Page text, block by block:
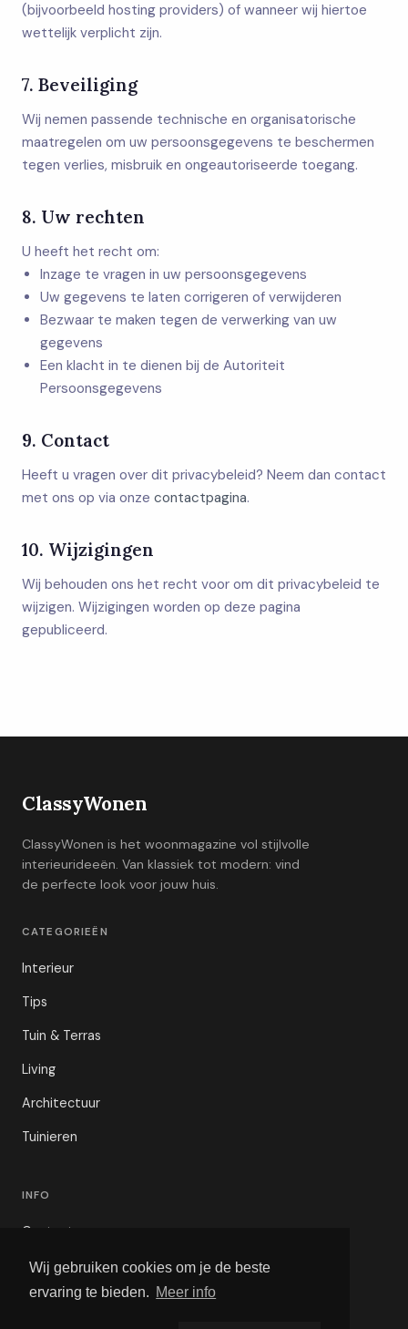
Wij gebruiken cookies om je de beste
ervaring te bieden. Meer info
(bijvoorbeeld hosting providers) of wanneer wij hiertoe
wettelijk verplicht zijn.
7. Beveiliging
Wij nemen passende technische en organisatorische
maatregelen om uw persoonsgegevens te beschermen
tegen verlies, misbruik en ongeautoriseerde toegang.
8. Uw rechten
U heeft het recht om:
Inzage te vragen in uw persoonsgegevens
Uw gegevens te laten corrigeren of verwijderen
Bezwaar te maken tegen de verwerking van uw
gegevens
Een klacht in te dienen bij de Autoriteit
Persoonsgegevens
9. Contact
Heeft u vragen over dit privacybeleid? Neem dan contact
met ons op via onze contactpagina.
10. Wijzigingen
Wij behouden ons het recht voor om dit privacybeleid te
wijzigen. Wijzigingen worden op deze pagina
gepubliceerd.
ClassyWonen
ClassyWonen is het woonmagazine vol stijlvolle
interieurideeën. Van klassiek tot modern: vind
de perfecte look voor jouw huis.
CATEGORIEËN
Interieur
Tips
Tuin & Terras
Living
Architectuur
Tuinieren
INFO
Contact
Privacybeleid
Voorwaarden